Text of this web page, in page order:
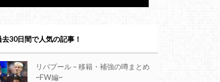
去30日間で人気の記事！
リバプール – 移籍・補強の噂まとめ
~FW編~